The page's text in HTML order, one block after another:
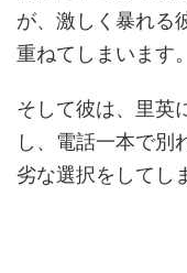
が、激しく暴れる
重ねてしまいます。
そして彼は、里英
し、電話一本で別
劣な選択をしてし